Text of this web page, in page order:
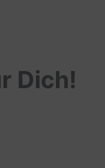
Dich!